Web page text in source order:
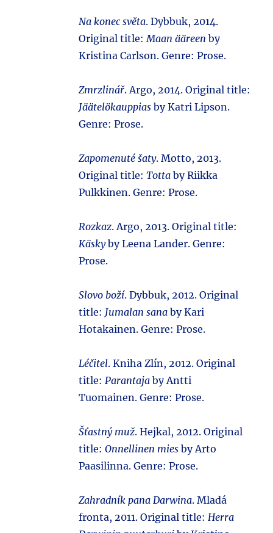
Na konec světa. Dybbuk, 2014.
Original title:Maan ääreen by
Kristina Carlson. Genre: Prose.
Zmrzlinář. Argo, 2014. Original title:
Jäätelökauppias by Katri Lipson.
Genre: Prose.
Zapomenuté šaty. Motto, 2013.
Original title:Totta by Riikka
Pulkkinen. Genre: Prose.
Rozkaz. Argo, 2013. Original title:
Käskyby Leena Lander. Genre:
Prose.
Slovo boží. Dybbuk, 2012. Original
title: Jumalan sana by Kari
Hotakainen. Genre: Prose.
Léčitel. Kniha Zlín, 2012. Original
title:Parantaja by Antti
Tuomainen. Genre: Prose.
Šťastný muž. Hejkal, 2012. Original
title:Onnellinen mies by Arto
Paasilinna. Genre: Prose.
Zahradník pana Darwina. Mladá
fronta, 2011. Original title:Herra